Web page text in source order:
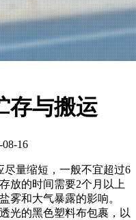
存与搬运
16
量缩短，一般不宜超过6
放的时间需要2个月以上
雾和大气暴露的影响。
的黑色塑料布包裹，以